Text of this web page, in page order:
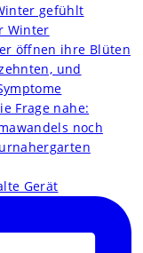
gefühlt
Gerät